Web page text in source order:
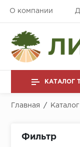
О компании
КАТАЛОГ
Главная / Каталог
Фильтр